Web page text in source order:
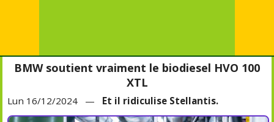
BMW soutient vraiment le biodiesel HVO 100
XTL
Lun 16/12/2024 — Et il ridiculise Stellantis.